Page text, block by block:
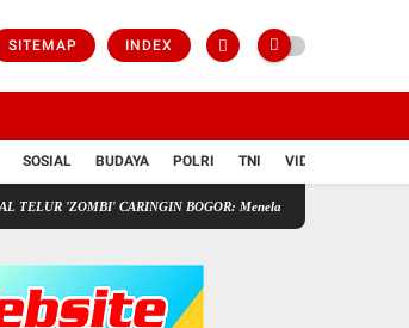
SITEMAP INDEX
SOSIAL BUDAYA POLRI TNI VIDIO
CARINGIN BOGOR: Menelan Limbah, Mempertaruhkan